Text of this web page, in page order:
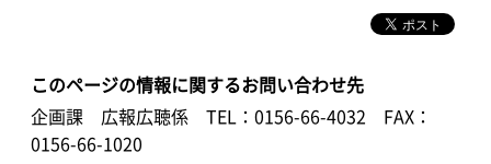
このページの情報に関するお問い合わせ先
企画課 広報広聴係
TEL：0156-66-4032
FAX：
0156-66-1020